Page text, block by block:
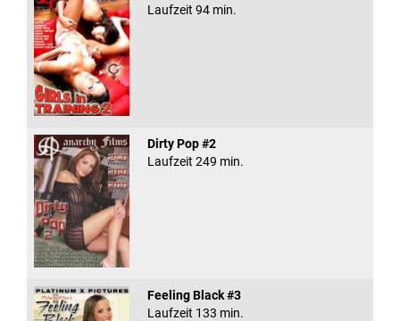
Laufzeit 94 min.
Dirty Pop #2
Laufzeit 249 min.
Feeling Black #3
Laufzeit 133 min.